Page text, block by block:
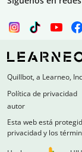
Quillbot, a Learneo,
Política de privacidad
autor
Esta web está
privacidad y los